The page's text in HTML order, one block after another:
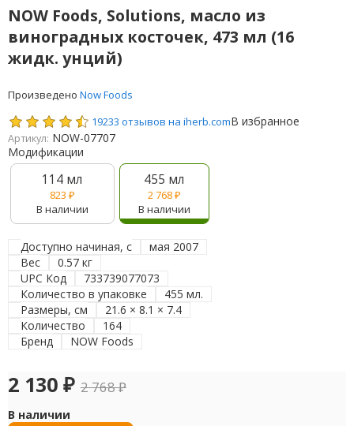
NOW Foods, Solutions, масло из
виноградных косточек, 473 мл (16
жидк. унций)
Произведено Now Foods
19233 отзывов на iherb.comВ избранное
Артикул: NOW-07707
Модификации
114 мл
823 ₽
В наличии
455 мл
2 768₽
В наличии
Доступно начиная, с
мая 2007
Вес
0.57 кг
UPC Код
733739077073
Количество в упаковке
455 мл.
Размеры, см
21.6 × 8.1 × 7.4
Количество
164
Бренд
NOW Foods
2 130 ₽ 2 768₽
В наличии